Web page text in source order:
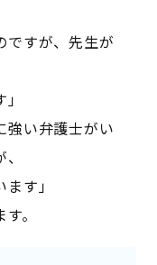
ですが、先生が
強い弁護士がい
す」
。